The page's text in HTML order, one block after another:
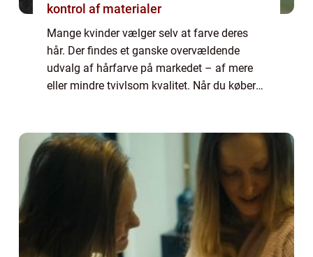
kontrol af materialer
Mange kvinder vælger selv at farve deres
hår. Der findes et ganske overvældende
udvalg af hårfarve på markedet – af mere
eller mindre tvivlsom kvalitet. Når du køber